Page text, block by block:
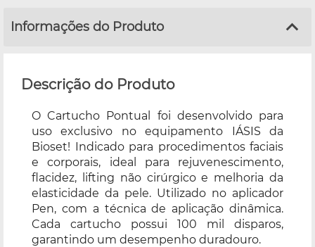
Informações do Produto
Descrição do Produto
O Cartucho Pontual foi desenvolvido para
uso exclusivo no equipamento IÁSIS da
Bioset! Indicado para procedimentos faciais
e corporais, ideal para rejuvenescimento,
flacidez, lifting não cirúrgico e melhoria da
elasticidade da pele. Utilizado no aplicador
Pen, com a técnica de aplicação dinâmica.
Cada cartucho possui 100 mil disparos,
garantindo um desempenho duradouro.